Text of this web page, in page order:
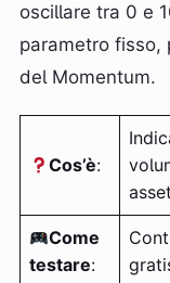
oscillare tra 0 e
parametro fisso,
del Momentum.
Cos’è:
Come
testare: